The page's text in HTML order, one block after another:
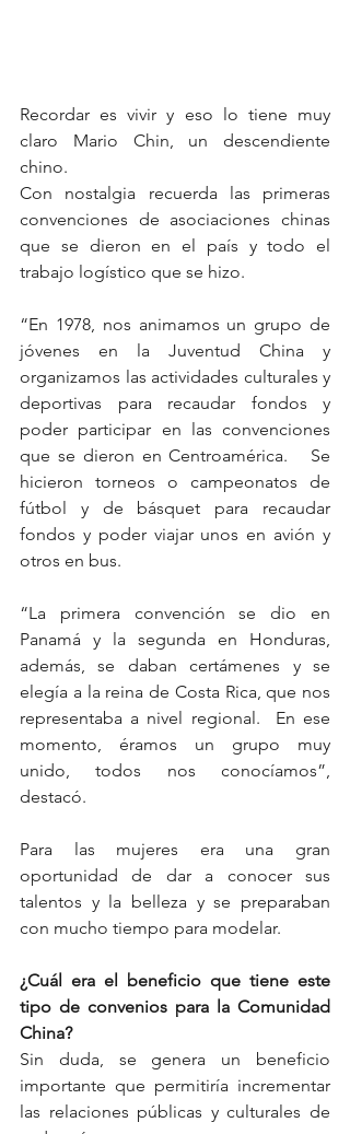
Recordar es vivir y eso lo tiene muy
claro Mario Chin, un descendiente
chino.
Con nostalgia recuerda las primeras
convenciones de asociaciones chinas
que se dieron en el país y todo el
trabajo logístico que se hizo.
“En 1978, nos animamos un grupo de
jóvenes en la Juventud China y
organizamos las actividades culturales y
deportivas para recaudar fondos y
poder participar en las convenciones
que se dieron en Centroamérica.   Se
hicieron torneos o campeonatos de
fútbol y de básquet para recaudar
fondos y poder viajar unos en avión y
otros en bus.
“La primera convención se dio en
Panamá y la segunda en Honduras,
además, se daban certámenes y se
elegía a la reina de Costa Rica, que nos
representaba a nivel regional.  En ese
momento, éramos un grupo muy
unido, todos nos conocíamos”,
destacó.
Para las mujeres era una gran
oportunidad de dar a conocer sus
talentos y la belleza y se preparaban
con mucho tiempo para modelar.
¿Cuál era el beneficio que tiene este
tipo de convenios para la Comunidad
China?
Sin duda, se genera un beneficio
importante que permitiría incrementar
las relaciones públicas y culturales de